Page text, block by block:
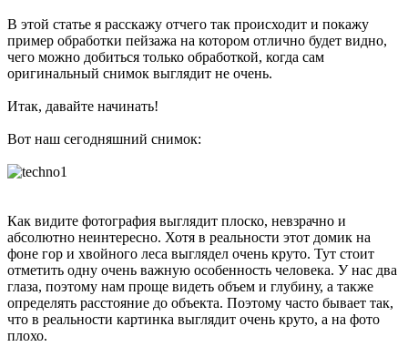
В этой статье я расскажу отчего так происходит и покажу
пример обработки пейзажа на котором отлично будет видно,
чего можно добиться только обработкой, когда сам
оригинальный снимок выглядит не очень.
Итак, давайте начинать!
Вот наш сегодняшний снимок:
Как видите фотография выглядит плоско, невзрачно и
абсолютно неинтересно. Хотя в реальности этот домик на
фоне гор и хвойного леса выглядел очень круто. Тут стоит
отметить одну очень важную особенность человека. У нас два
глаза, поэтому нам проще видеть объем и глубину, а также
определять расстояние до объекта. Поэтому часто бывает так,
что в реальности картинка выглядит очень круто, а на фото
плохо.